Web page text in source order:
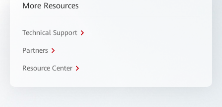
More Resources
Technical Support
Partners
Resource Center